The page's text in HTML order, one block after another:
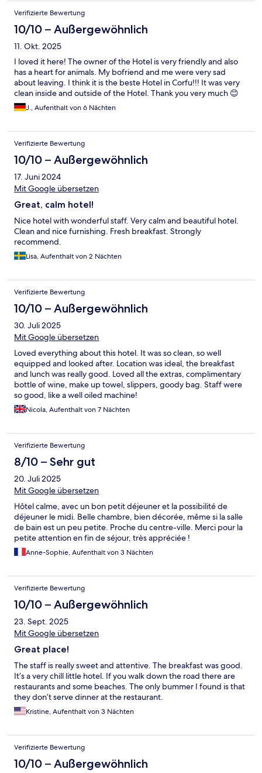
Verifizierte Bewertung
10/10 – Außergewöhnlich
11. Okt. 2025
I loved it here! The owner of the Hotel is very friendly and also
has a heart for animals. My bofriend and me were very sad
about leaving. I think it is the beste Hotel in Corfu!!! It was very
clean inside and outside of the Hotel. Thank you very much 😊
J., Aufenthalt von 6 Nächten
Verifizierte Bewertung
10/10 – Außergewöhnlich
17. Juni 2024
Mit Google übersetzen
Great, calm hotel!
Nice hotel with wonderful staff. Very calm and beautiful hotel.
Clean and nice furnishing. Fresh breakfast. Strongly
recommend.
Lisa, Aufenthalt von 2 Nächten
Verifizierte Bewertung
10/10 – Außergewöhnlich
30. Juli 2025
Mit Google übersetzen
Loved everything about this hotel. It was so clean, so well
equipped and looked after. Location was ideal, the breakfast
and lunch was really good. Loved all the extras, complimentary
bottle of wine, make up towel, slippers, goody bag. Staff were
so good, like a well oiled machine!
Nicola, Aufenthalt von 7 Nächten
Verifizierte Bewertung
8/10 – Sehr gut
20. Juli 2025
Mit Google übersetzen
Hôtel calme, avec un bon petit déjeuner et la possibilité de
déjeuner le midi. Belle chambre, bien décorée, même si la salle
de bain est un peu petite. Proche du centre-ville. Merci pour la
petite attention en fin de séjour, très appréciée !
Anne-Sophie, Aufenthalt von 3 Nächten
Verifizierte Bewertung
10/10 – Außergewöhnlich
23. Sept. 2025
Mit Google übersetzen
Great place!
The staff is really sweet and attentive. The breakfast was good.
It’s a very chill little hotel. If you walk down the road there are
restaurants and some beaches. The only bummer I found is that
they don’t serve dinner at the restaurant.
Kristine, Aufenthalt von 3 Nächten
Verifizierte Bewertung
10/10 – Außergewöhnlich